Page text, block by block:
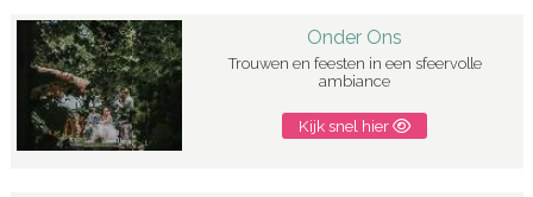
Onder Ons
Trouwen en feesten in een sfeervolle
ambiance
Kijk snel hier